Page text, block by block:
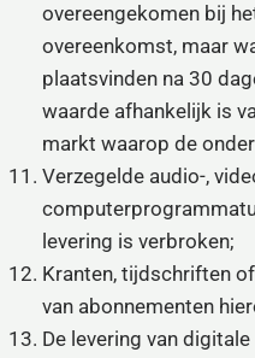
overeengekomen bij
overeenkomst, maar
plaatsvinden na 30
waarde afhankelijk is
markt waarop de
Verzegelde audio-,
levering is verbroken;
Kranten, tijdschriften
van abonnementen
De levering van